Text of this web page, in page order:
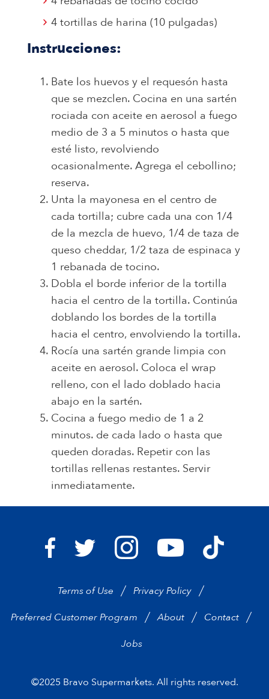
4 tortillas de harina (10 pulgadas)
Instrucciones:
Bate los huevos y el requesón hasta
que se mezclen. Cocina en una sartén
rociada con aceite en aerosol a fuego
medio de 3 a 5 minutos o hasta que
esté listo, revolviendo
ocasionalmente. Agrega el cebollino;
reserva.
Unta la mayonesa en el centro de
cada tortilla; cubre cada una con 1/4
de la mezcla de huevo, 1/4 de taza de
queso cheddar, 1/2 taza de espinaca y
1 rebanada de tocino.
Dobla el borde inferior de la tortilla
hacia el centro de la tortilla. Continúa
doblando los bordes de la tortilla
hacia el centro, envolviendo la tortilla.
Rocía una sartén grande limpia con
aceite en aerosol. Coloca el wrap
relleno, con el lado doblado hacia
abajo en la sartén.
Cocina a fuego medio de 1 a 2
minutos. de cada lado o hasta que
queden doradas. Repetir con las
tortillas rellenas restantes. Servir
inmediatamente.
Bravo Supermarkets on Facebook
Bravo Supermarkets on Twitter
Bravo Supermarkets on
Bravo Bravo
Terms of Use
Privacy Policy
Preferred Customer Program
About
Contact
Jobs
©2025 Bravo Supermarkets. All rights reserved.